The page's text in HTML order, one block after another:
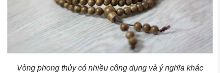
Vòng phong thủy có nhiều công dụng và ý nghĩa khác